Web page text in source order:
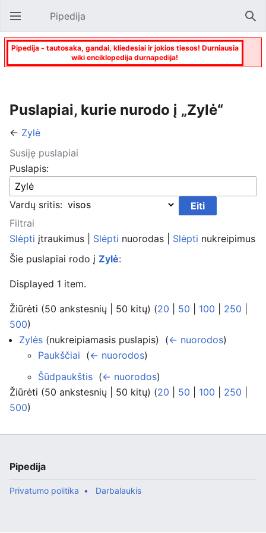
Atverti pagrindinį meniu Pipedija
Pipedija - tautosaka, gandai, kliedesiai ir jokios tiesos! Durniausia
wiki enciklopedija durnapedija!
Puslapiai, kurie nurodo į „Zylė“
← Zylė
Susiję puslapiai
Puslapis:
Vardų sritis:
Filtrai
Slėpti įtraukimus | Slėpti nuorodas | Slėpti nukreipimus
Šie puslapiai rodo į Zylė:
Displayed 1 item.
Žiūrėti (50 ankstesnių | 50 kitų) (20 50 100 250
500)
Zylės (nukreipiamasis puslapis) ‎ (← nuorodos)
Paukščiai (← nuorodos)
Šūdpaukštis (← nuorodos)
Žiūrėti (50 ankstesnių | 50 kitų) (20 50 100 250
500)
Pipedija
Privatumo politika Darbalaukis